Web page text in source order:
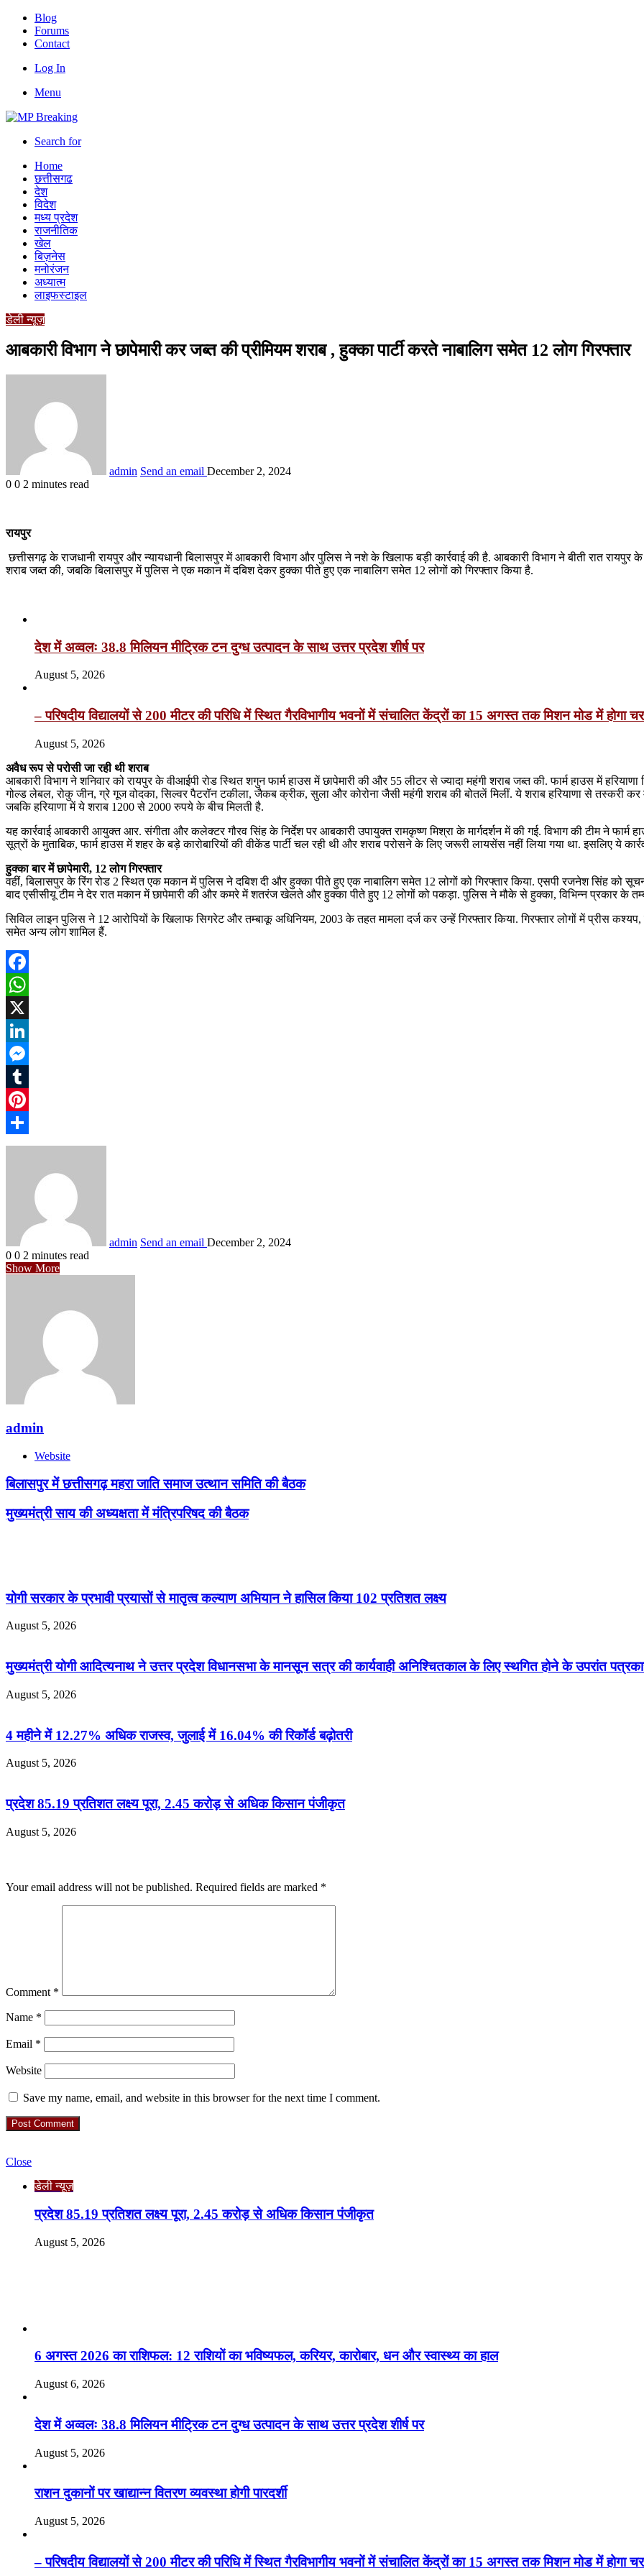
Blog
Forums
Contact
Log In
Menu
Search for
Home
छत्तीसगढ
देश
विदेश
मध्य प्रदेश
राजनीतिक
खेल
बिज़नेस
मनोरंजन
अध्यात्म
लाइफस्टाइल
डेली न्यूज़
आबकारी विभाग ने छापेमारी कर जब्त की प्रीमियम शराब , हुक्का पार्टी करते नाबालिग समेत 12 लोग गिरफ्तार
admin Send an email December 2, 2024
0 0 2 minutes read
रायपुर
छत्तीसगढ़ के राजधानी रायपुर और न्यायधानी बिलासपुर में आबकारी विभाग और पुलिस ने नशे के खिलाफ बड़ी कार्रवाई की है. आबकारी विभाग ने बीती रात
शराब जब्त की, जबकि बिलासपुर में पुलिस ने एक मकान में दबिश देकर हुक्का पीते हुए एक नाबालिग समेत 12 लोगों को गिरफ्तार किया है.
देश में अव्वलः 38.8 मिलियन मीट्रिक टन दुग्ध उत्पादन के साथ उत्तर प्रदेश शीर्ष पर
August 5, 2026
– परिषदीय विद्यालयों से 200 मीटर की परिधि में स्थित गैरविभागीय भवनों में संचालित केंद्रों का 15 अगस्त तक मिशन मोड में होगा
August 5, 2026
अवैध रूप से परोसी जा रही थी शराब
आबकारी विभाग ने शनिवार को रायपुर के वीआईपी रोड स्थित शगुन फार्म हाउस में छापेमारी की और 55 लीटर से ज्यादा महंगी शराब जब्त की. फार्म हाउस में
गोल्ड लेबल, रोकु जीन, ग्रे गूज वोदका, सिल्वर पैटरॉन टकीला, जैकब क्रीक, सुला और कोरोना जैसी महंगी शराब की बोतलें मिलीं. ये शराब हरियाणा से तस्करी
जबकि हरियाणा में ये शराब 1200 से 2000 रुपये के बीच मिलती है.
यह कार्रवाई आबकारी आयुक्त आर. संगीता और कलेक्टर गौरव सिंह के निर्देश पर आबकारी उपायुक्त रामकृष्ण मिश्रा के मार्गदर्शन में की गई. विभाग की टीम ने फार्म
सूत्रों के मुताबिक, फार्म हाउस में शहर के बड़े कारोबारियों की वीकेंड पार्टी चल रही थी और शराब परोसने के लिए जरूरी लायसेंस नहीं लिया गया था. इसलिए ये
हुक्का बार में छापेमारी, 12 लोग गिरफ्तार
वहीं, बिलासपुर के रिंग रोड 2 स्थित एक मकान में पुलिस ने दबिश दी और हुक्का पीते हुए एक नाबालिग समेत 12 लोगों को गिरफ्तार किया. एसपी रजनेश सिंह को
बाद एसीसीयू टीम ने देर रात मकान में छापेमारी की और कमरे में शतरंज खेलते और हुक्का पीते हुए 12 लोगों को पकड़ा. पुलिस ने मौके से हुक्का, विभिन्न प्रकार के
सिविल लाइन पुलिस ने 12 आरोपियों के खिलाफ सिगरेट और तम्बाकू अधिनियम, 2003 के तहत मामला दर्ज कर उन्हें गिरफ्तार किया. गिरफ्तार लोगों में प्रीस
समेत अन्य लोग शामिल हैं.
Facebook
WhatsApp
X
LinkedIn
Messenger
Tumblr
Pinterest
Share
admin Send an email December 2, 2024
0 0 2 minutes read
Show More
admin
Website
बिलासपुर में छत्तीसगढ़ महरा जाति समाज उत्थान समिति की बैठक
मुख्यमंत्री साय की अध्यक्षता में मंत्रिपरिषद की बैठक
योगी सरकार के प्रभावी प्रयासों से मातृत्व कल्याण अभियान ने हासिल किया 102 प्रतिशत लक्ष्य
August 5, 2026
मुख्यमंत्री योगी आदित्यनाथ ने उत्तर प्रदेश विधानसभा के मानसून सत्र की कार्यवाही अनिश्चितकाल के लिए स्थगित होने के उपरांत
August 5, 2026
4 महीने में 12.27% अधिक राजस्व, जुलाई में 16.04% की रिकॉर्ड बढ़ोतरी
August 5, 2026
प्रदेश 85.19 प्रतिशत लक्ष्य पूरा, 2.45 करोड़ से अधिक किसान पंजीकृत
August 5, 2026
Your email address will not be published. Required fields are marked *
Comment *
Name *
Email *
Website
Save my name, email, and website in this browser for the next time I comment.
Close
डेली न्यूज़
प्रदेश 85.19 प्रतिशत लक्ष्य पूरा, 2.45 करोड़ से अधिक किसान पंजीकृत
August 5, 2026
6 अगस्त 2026 का राशिफल: 12 राशियों का भविष्यफल, करियर, कारोबार, धन और स्वास्थ्य का हाल
August 6, 2026
देश में अव्वलः 38.8 मिलियन मीट्रिक टन दुग्ध उत्पादन के साथ उत्तर प्रदेश शीर्ष पर
August 5, 2026
राशन दुकानों पर खाद्यान्न वितरण व्यवस्था होगी पारदर्शी
August 5, 2026
– परिषदीय विद्यालयों से 200 मीटर की परिधि में स्थित गैरविभागीय भवनों में संचालित केंद्रों का 15 अगस्त तक मिशन मोड में होगा